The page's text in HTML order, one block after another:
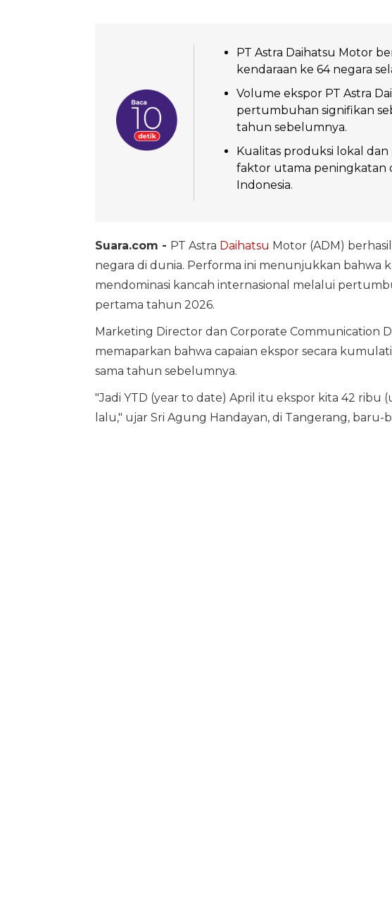
PT Astra Daihatsu Motor
kendaraan ke 64 negara
Volume ekspor PT Astra
pertumbuhan signifikan
tahun sebelumnya.
Kualitas produksi lokal
faktor utama peningkatan
Indonesia.
Suara.com - PT Astra Daihatsu Motor (ADM)
negara di dunia. Performa ini menunjukkan bahwa
mendominasi kancah internasional melalui
pertama tahun 2026.
Marketing Director dan Corporate Communication
memaparkan bahwa capaian ekspor secara
sama tahun sebelumnya.
"Jadi YTD (year to date) April itu ekspor kita 42 ribu
lalu," ujar Sri Agung Handayan, di Tangerang, baru-